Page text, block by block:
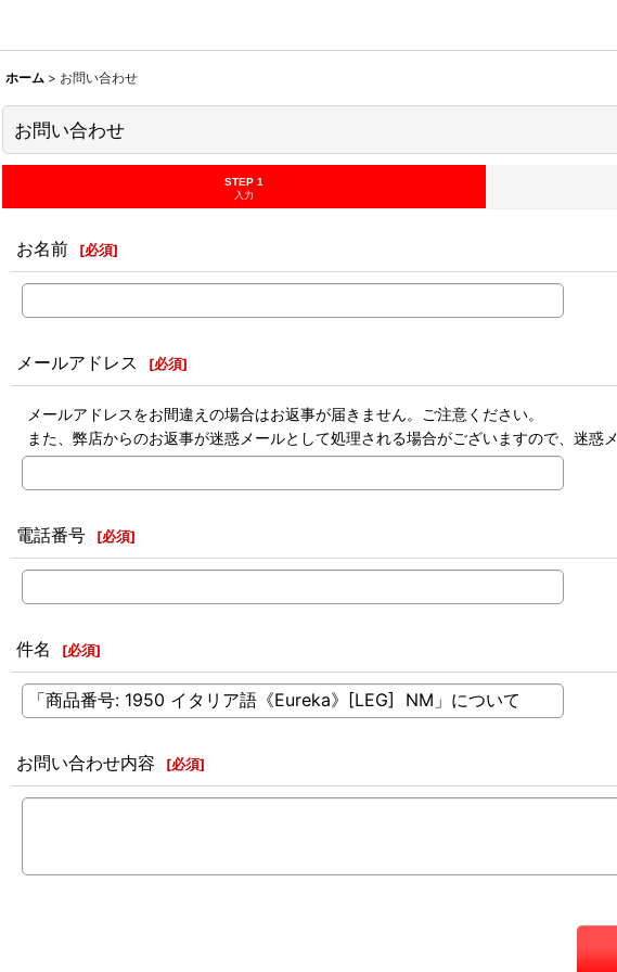
ホーム > お問い合わせ
お問い合わせ
STEP 1
入力
お名前 [必須]
メールアドレス [必須]
メールアドレスをお間違えの場合はお返事が届きません。ご注意ください。
また、弊店からのお返事が迷惑メールとして処理される場合がございますので、迷惑
電話番号 [必須]
件名 [必須]
お問い合わせ内容 [必須]